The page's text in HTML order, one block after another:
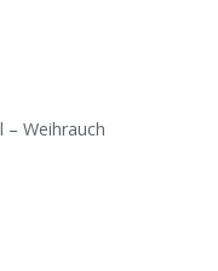
– Weihrauch